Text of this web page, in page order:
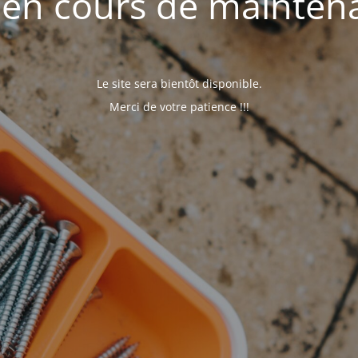
Le site sera bientôt disponible.
Merci de votre patience !!!